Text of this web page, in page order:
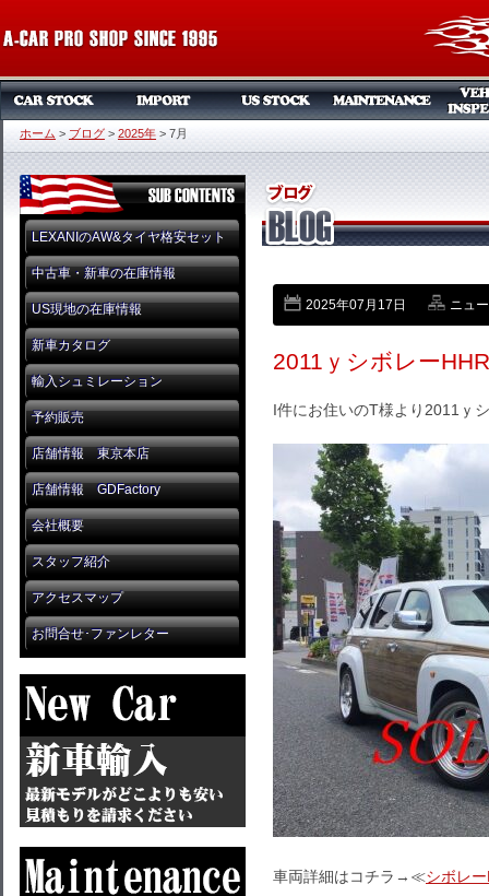
ホーム > ブログ > 2025年 > 7月
LEXANIのAW&タイヤ格安セット
中古車・新車の在庫情報
US現地の在庫情報
新車カタログ
輸入シュミレーション
予約販売
店舗情報 東京本店
店舗情報 GDFactory
会社概要
スタッフ紹介
アクセスマップ
お問合せ･ファンレター
2025年07月17日 ニュ
2011ｙシボレー
I件にお住いのT様より2011ｙ
車両詳細はコチラ→≪シボレ